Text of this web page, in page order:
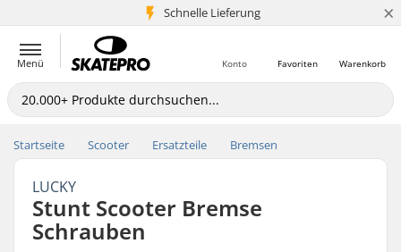
Schnelle Lieferung
5+ Mio. Kunden ×
Menü Warenkorb
Favoriten
Konto
Startseite Scooter Ersatzteile Bremsen
LUCKY
Stunt Scooter Bremse
Schrauben